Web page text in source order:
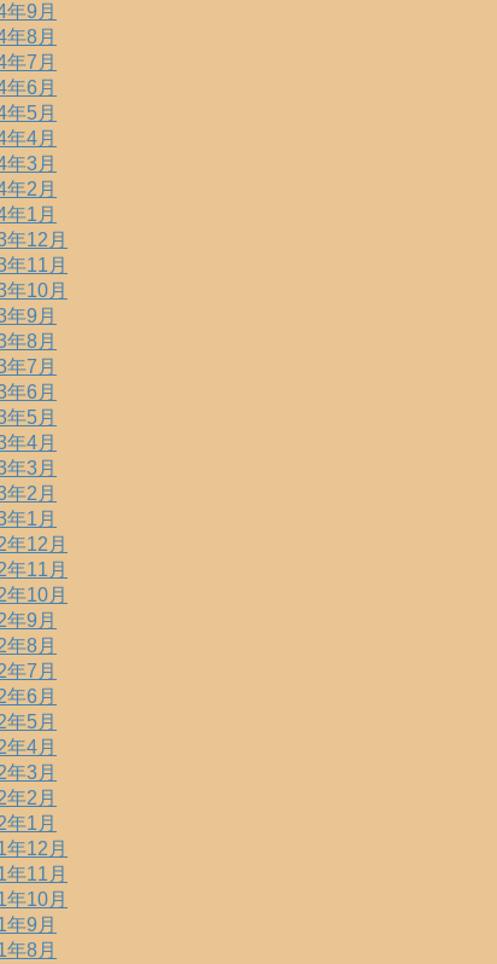
年9月
年8月
年7月
年6月
年5月
年4月
年3月
年2月
年1月
年12月
年11月
年10月
年9月
年8月
年7月
年6月
年5月
年4月
年3月
年2月
年1月
年12月
年11月
年10月
年9月
年8月
年7月
年6月
年5月
年4月
年3月
年2月
年1月
年12月
年11月
年10月
年9月
年8月